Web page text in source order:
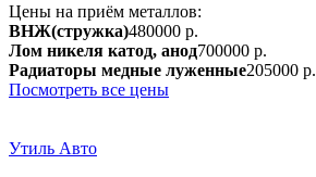
Цены на приём металлов:
ВНЖ(стружка)480000 р.
Лом никеля катод, анод700000 р.
Радиаторы медные луженные205000 р.
Посмотреть все цены
Утиль Авто